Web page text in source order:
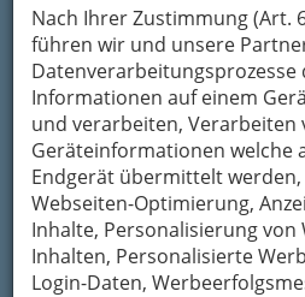
Nach Ihrer Zustimmung (Art.
führen wir und unsere
Datenverarbeitungsprozesse
Informationen auf einem
und verarbeiten, Verarbeiten
Geräteinformationen welche
Endgerät übermittelt werden,
Webseiten-Optimierung,
Inhalte, Personalisierung von
Inhalten, Personalisierte
Login-Daten,
Fashion & Beauty